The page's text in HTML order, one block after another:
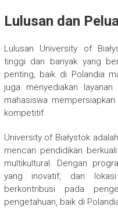
Lulusan dan
Lulusan University of
tinggi dan banyak yang
penting, baik di Polandia
juga menyediakan
mahasiswa
kompetitif.
University of Białystok
mencari pendidikan
multikultural. Dengan
yang inovatif, dan
berkontribusi pada
pengetahuan, baik di